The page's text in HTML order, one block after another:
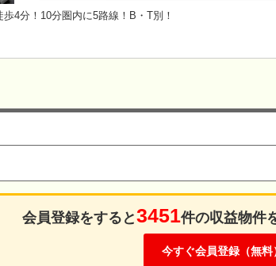
歩4分！10分圏内に5路線！B・T別！
会員登録をすると3451件の収益物件
今すぐ会員登録（無料